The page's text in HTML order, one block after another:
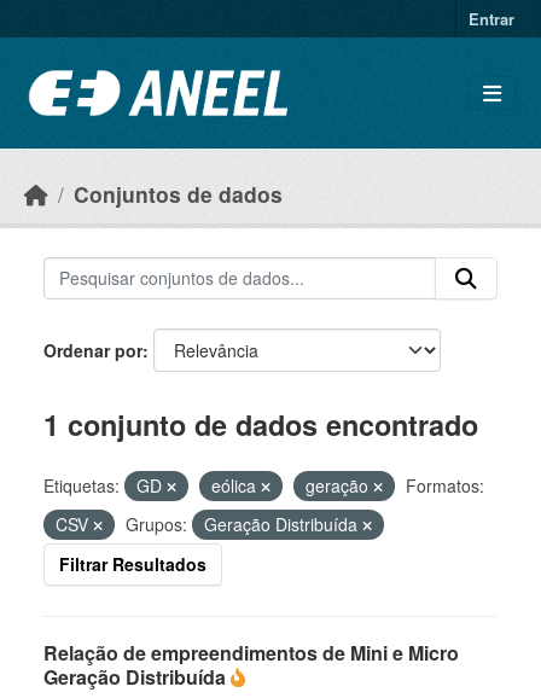
Entrar
Conjuntos de dados
Ordenar por
1 conjunto de dados encontrado
Etiquetas: GD eólica geração
Formatos:
CSV
Grupos:
Geração Distribuída
Filtrar Resultados
Relação de empreendimentos de Mini e Micro
Geração Distribuída